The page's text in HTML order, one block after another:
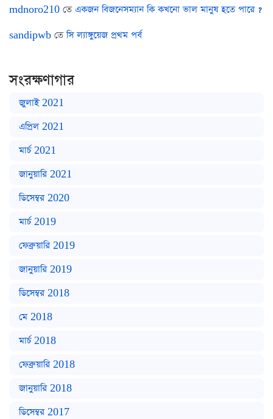
mdnoro210 তেএকজন বিজনেসম্যান কি কখনো ভাল মানুষ হতে পারে ?
sandipwb তেসি ল্যাঙ্গুয়েজ প্রথম পর্ব
সংরক্ষণাগার
জুলাই 2021
এপ্রিল 2021
মার্চ 2021
জানুয়ারি 2021
ডিসেম্বর 2020
মার্চ 2019
ফেব্রুয়ারি 2019
জানুয়ারি 2019
ডিসেম্বর 2018
মে 2018
মার্চ 2018
ফেব্রুয়ারি 2018
জানুয়ারি 2018
ডিসেম্বর 2017